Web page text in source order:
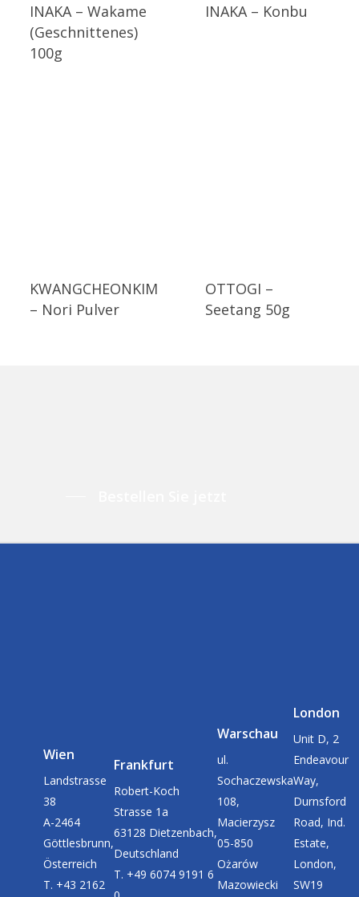
INAKA – Wakame
(Geschnittenes)
100g
INAKA – Konbu
KWANGCHEONKIM
– Nori Pulver
OTTOGI –
Seetang 50g
Wien
Landstrasse
38
A-2464
Göttlesbrunn,
Österreich
T. +43 2162
Frankfurt
Robert-Koch
Strasse 1a
63128 Dietzenbach,
Deutschland
T. +49 6074 9191 6
Warschau
ul.
Sochaczewska
108,
Macierzysz
05-850
Ożarów
Mazowiecki
London
Unit D, 2
Endeavour
Way,
Durnsford
Road, Ind.
Estate,
London,
SW19